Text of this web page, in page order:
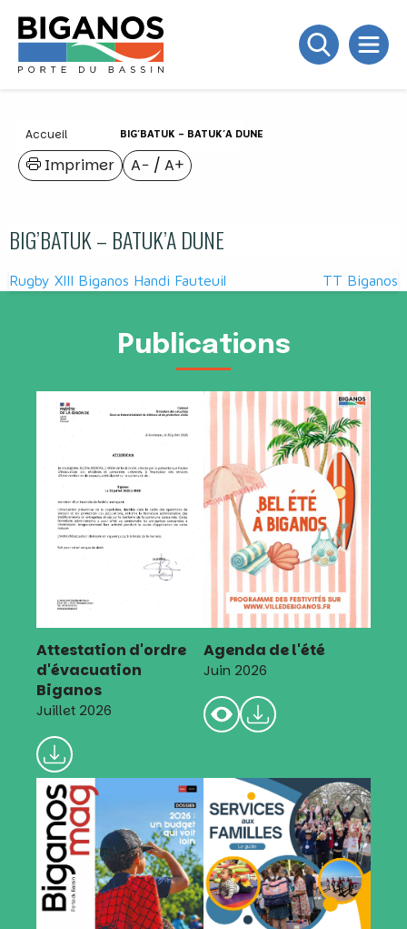
Accueil BIG’BATUK – BATUK’A DUNE
A− / A+
Imprimer
BIG’BATUK – BATUK’A DUNE
Navigation
Rugby XIII Biganos Handi Fauteuil TT Biganos
Publications
Attestation d'ordre
d'évacuation
Biganos
Juillet 2026
Agenda de l'été
Juin 2026